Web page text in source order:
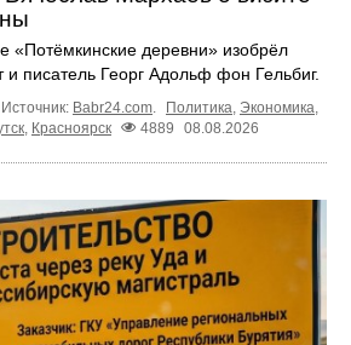
«Потёмкинские деревни» изобрёл
и писатель Георг Адольф фон Гельбиг.
Источник: Babr24.com Политика Экономика
, Красноярск 4889 08.08.2026